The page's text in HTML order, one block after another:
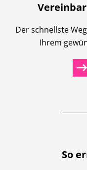
Der schnellste
Ihrem
So